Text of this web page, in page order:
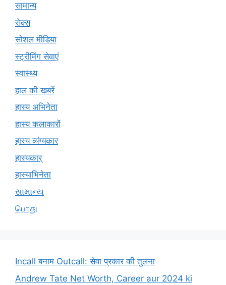
सामान्य
सेक्स
सोशल मीडिया
स्ट्रीमिंग सेवाएं
स्वास्थ्य
हाल की खबरें
हास्य अभिनेता
हास्य कलाकारों
हास्य व्यंग्यकार
हास्यकार्
हास्याभिनेता
સામાન્ય
பொது
Incall बनाम Outcall: सेवा प्रकार की तुलना
Andrew Tate Net Worth, Career aur 2024 ki